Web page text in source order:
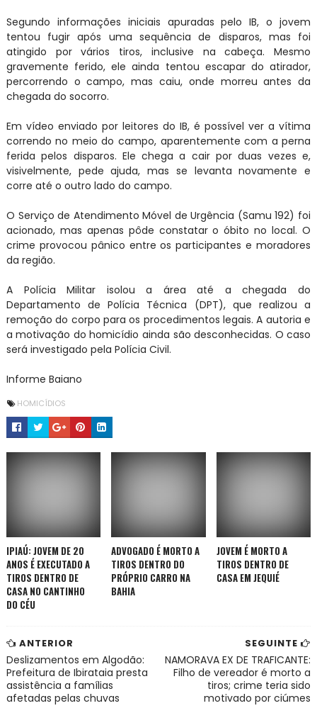
Segundo informações iniciais apuradas pelo IB, o jovem
tentou fugir após uma sequência de disparos, mas foi
atingido por vários tiros, inclusive na cabeça. Mesmo
gravemente ferido, ele ainda tentou escapar do atirador,
percorrendo o campo, mas caiu, onde morreu antes da
chegada do socorro.
Em vídeo enviado por leitores do IB, é possível ver a vítima
correndo no meio do campo, aparentemente com a perna
ferida pelos disparos. Ele chega a cair por duas vezes e,
visivelmente, pede ajuda, mas se levanta novamente e
corre até o outro lado do campo.
O Serviço de Atendimento Móvel de Urgência (Samu 192) foi
acionado, mas apenas pôde constatar o óbito no local. O
crime provocou pânico entre os participantes e moradores
da região.
A Polícia Militar isolou a área até a chegada do
Departamento de Polícia Técnica (DPT), que realizou a
remoção do corpo para os procedimentos legais. A autoria e
a motivação do homicídio ainda são desconhecidas. O caso
será investigado pela Polícia Civil.
Informe Baiano
HOMICÍDIOS
IPIAÚ: JOVEM DE 20
ANOS É EXECUTADO A
TIROS DENTRO DE
CASA NO CANTINHO
DO CÉU
ADVOGADO É MORTO A
TIROS DENTRO DO
PRÓPRIO CARRO NA
BAHIA
JOVEM É MORTO A
TIROS DENTRO DE
CASA EM JEQUIÉ
SEGUINTE
NAMORAVA EX DE TRAFICANTE:
Filho de vereador é morto a
tiros; crime teria sido
motivado por ciúmes
ANTERIOR
Deslizamentos em Algodão:
Prefeitura de Ibirataia presta
assistência a famílias
afetadas pelas chuvas